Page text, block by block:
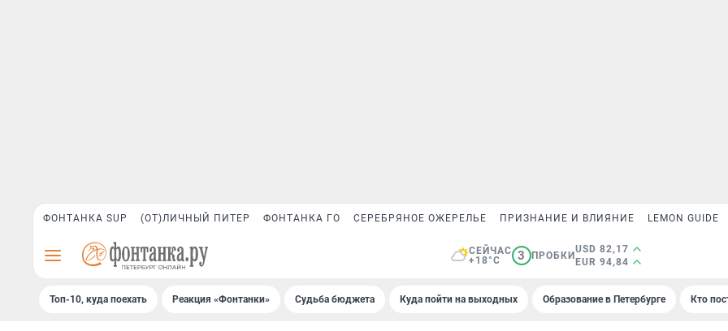
ФОНТАНКА SUP (ОТ)ЛИЧНЫЙ ПИТЕР ФОНТАНКА ГО СЕРЕБРЯНОЕ ОЖЕРЕЛЬЕ ПРИЗНАНИЕ И ВЛИЯНИЕ LEMON GUIDE
СЕЙЧАС
+18°C
3 ПРОБКИ
USD 82,17
EUR 94,84
Топ-10, куда поехать Реакция «Фонтанки» Судьба бюджета Куда пойти на выходных Образование в Петербурге Кто